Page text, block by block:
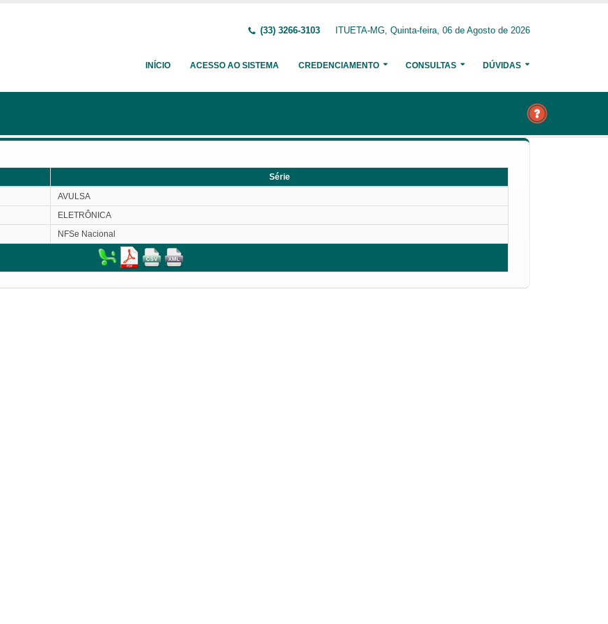
(33) 3266-3103 ITUETA-MG, Quinta-feira, 06 de Agosto de 2026
INÍCIO ACESSO AO SISTEMA CREDENCIAMENTO CONSULTAS DÚVIDAS
Série
AVULSA
ELETRÔNICA
NFSe Nacional